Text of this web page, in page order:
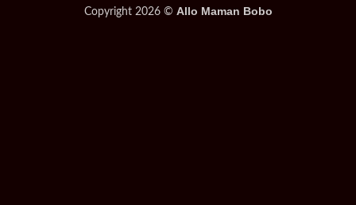
Copyright 2026 © Allo Maman Bobo